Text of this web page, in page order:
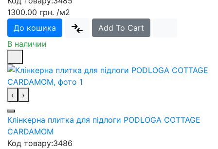
1300.00 грн. /м2
До кошика
Add To Cart
В наличии
‹ ›
Клінкерна плитка для підлоги PODLOGA COTTAGE
CARDAMOM
Код товару:3486